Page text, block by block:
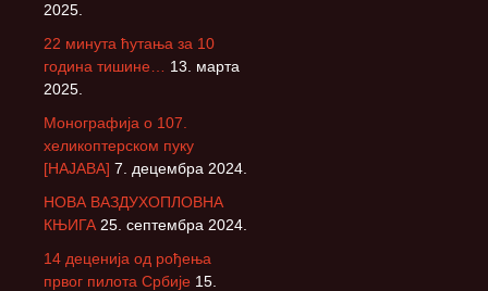
2025.
22 минута ћутања за 10
година тишине…
13. марта
2025.
Монографија о 107.
хеликоптерском пуку
[НАЈАВА] 7. децембра 2024.
НОВА ВАЗДУХОПЛОВНА
КЊИГА 25. септембра 2024.
14 деценија од рођења
првог пилота Србије 15.